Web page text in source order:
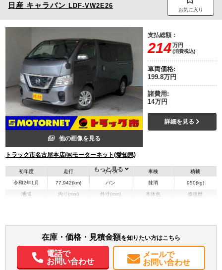
日産 キャラバン LDF-VW2E26
お気に入り
他の画像を見る
トラック市名古屋本店/㈱モーターネット(愛知県)
支払総額：
214万円
(消費税込)
車両価格:
199.8万円
諸費用:
14万円
詳細を見る
初年度
令和2年1月
走行
77,942(km)
サイズ
バン
車検
抹消
積載
950(kg)
地域 内寸(mm) 外寸(mm) 本体色 修復歴
もっと見る
在庫・価格・見積金額を知りたい方はこちら
電話で
お問い合わせ
メールで
お問い合わせ